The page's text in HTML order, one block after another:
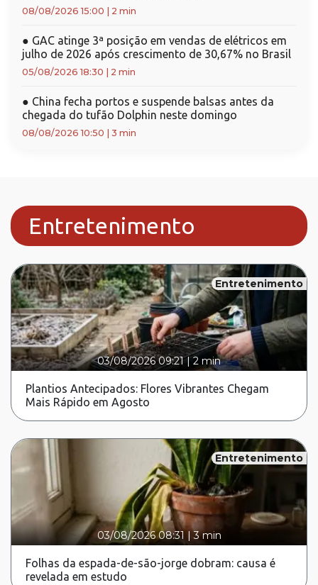
08/08/2026 15:00 2 min
● GAC atinge 3ª posição em vendas de elétricos em
julho de 2026 após crescimento de 30,67% no Brasil
05/08/2026 18:30 2 min
● China fecha portos e suspende balsas antes da
chegada do tufão Dolphin neste domingo
08/08/2026 10:50 3 min
Entretenimento
Entretenimento
03/08/2026 09:21|2 min
Plantios Antecipados: Flores Vibrantes Chegam
Mais Rápido em Agosto
Entretenimento
03/08/2026 08:31 |3 min
Folhas da espada-de-são-jorge dobram: causa é
revelada em estudo